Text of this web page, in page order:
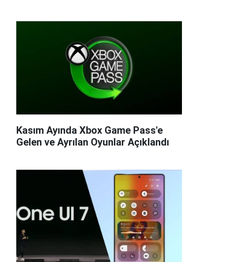
Kasım Ayında Xbox Game Pass'e
Gelen ve Ayrılan Oyunlar Açıklandı